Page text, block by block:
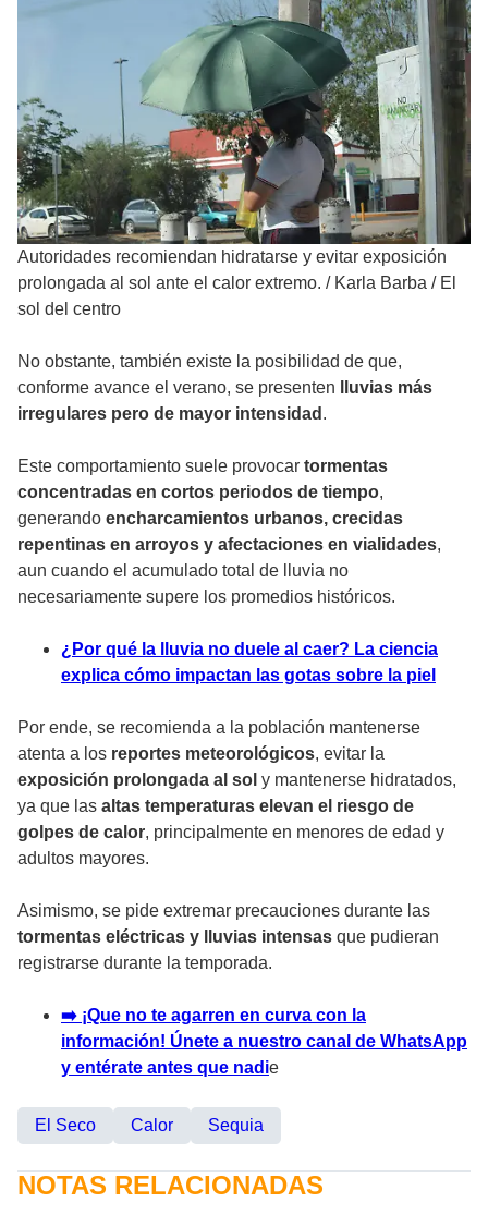
Autoridades recomiendan hidratarse y evitar exposición
prolongada al sol ante el calor extremo. / Karla Barba / El
sol del centro
No obstante, también existe la posibilidad de que,
conforme avance el verano, se presenten
lluvias más
irregulares pero de mayor intensidad .
Este comportamiento suele provocar tormentas
concentradas en cortos periodos de tiempo,
generando encharcamientos urbanos, crecidas
repentinas en arroyos y afectaciones en vialidades,
aun cuando el acumulado total de lluvia no
necesariamente supere los promedios históricos.
¿Por qué la lluvia no duele al caer? La ciencia
explica cómo impactan las gotas sobre la piel
Por ende, se recomienda a la población mantenerse
atenta a los reportes meteorológicos, evitar la
exposición prolongada al sol y mantenerse hidratados,
ya que las altas temperaturas elevan el riesgo de
golpes de calor, principalmente en menores de edad y
adultos mayores.
Asimismo, se pide extremar precauciones durante las
tormentas eléctricas y lluvias intensas que pudieran
registrarse durante la temporada.
➡️ ¡Que no te agarren en curva con la
información! Únete a nuestro canal de WhatsApp
y entérate antes que nadie
El Seco Calor Sequia
NOTAS RELACIONADAS